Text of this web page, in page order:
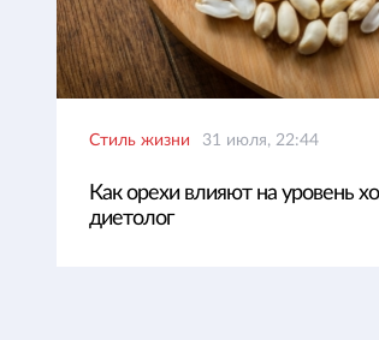
Стиль жизни 31 июля, 22:44
Как орехи влияют на уровень
диетолог